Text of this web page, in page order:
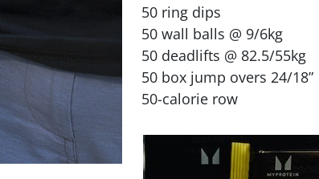
50 ring dips
50 wall balls @ 9/6kg
50 deadlifts @ 82.5/55kg
50 box jump overs 24/18”
50-calorie row